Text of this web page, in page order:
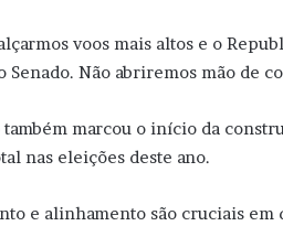
voos mais altos e o
Senado. Não abriremos mão de
marcou o início da
nas eleições deste ano.
e alinhamento são cruciais